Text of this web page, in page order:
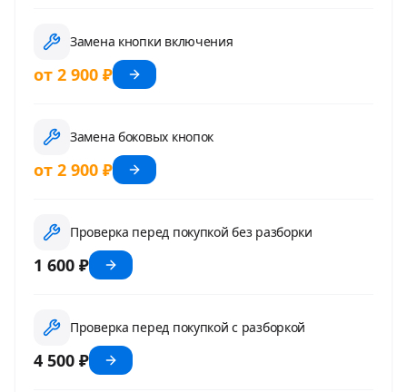
Замена кнопки включения
от 2 900 ₽
Замена боковых кнопок
от 2 900 ₽
Проверка перед покупкой без разборки
1 600 ₽
Проверка перед покупкой с разборкой
4 500 ₽